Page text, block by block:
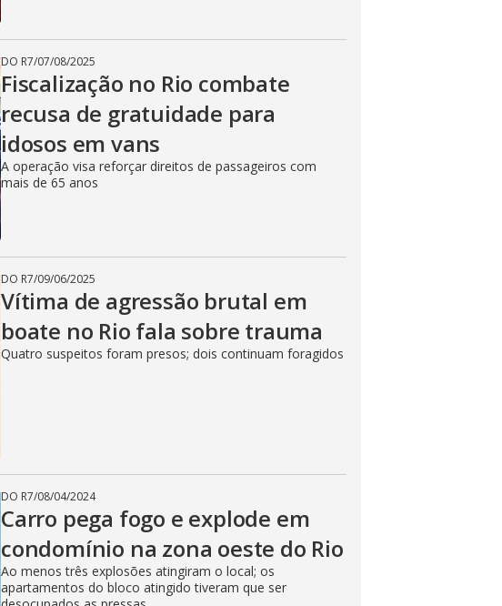
DO R7/07/08/2025
Fiscalização no Rio combate
recusa de gratuidade para
idosos em vans
A operação visa reforçar direitos de passageiros com
mais de 65 anos
DO R7/09/06/2025
Vítima de agressão brutal em
boate no Rio fala sobre trauma
Quatro suspeitos foram presos; dois continuam foragidos
DO R7/08/04/2024
Carro pega fogo e explode em
condomínio na zona oeste do Rio
Ao menos três explosões atingiram o local; os
apartamentos do bloco atingido tiveram que ser